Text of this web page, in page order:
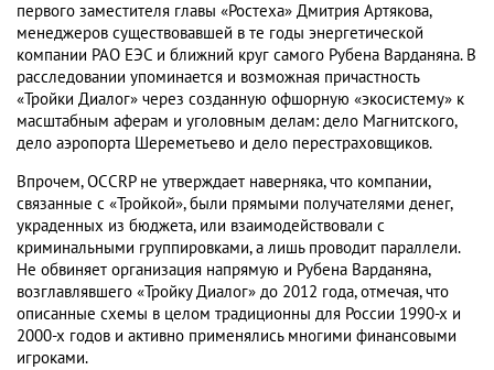
первого заместителя главы «Ростеха» Дмитрия Артякова,
менеджеров существовавшей в те годы энергетической
компании РАО ЕЭС и ближний круг самого Рубена Варданяна. В
расследовании упоминается и возможная причастность
«Тройки Диалог» через созданную офшорную «экосистему» к
масштабным аферам и уголовным делам: дело Магнитского,
дело аэропорта Шереметьево и дело перестраховщиков.
Впрочем, OCCRP не утверждает наверняка, что компании,
связанные с «Тройкой», были прямыми получателями денег,
украденных из бюджета, или взаимодействовали с
криминальными группировками, а лишь проводит параллели.
Не обвиняет организация напрямую и Рубена Варданяна,
возглавлявшего «Тройку Диалог» до 2012 года, отмечая, что
описанные схемы в целом традиционны для России 1990-х и
2000-х годов и активно применялись многими финансовыми
игроками.